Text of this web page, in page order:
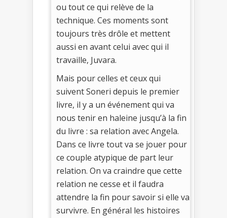
ou tout ce qui relève de la
technique. Ces moments sont
toujours très drôle et mettent
aussi en avant celui avec qui il
travaille, Juvara.
Mais pour celles et ceux qui
suivent Soneri depuis le premier
livre, il y a un événement qui va
nous tenir en haleine jusqu’à la fin
du livre : sa relation avec Angela.
Dans ce livre tout va se jouer pour
ce couple atypique de part leur
relation. On va craindre que cette
relation ne cesse et il faudra
attendre la fin pour savoir si elle va
survivre. En général les histoires